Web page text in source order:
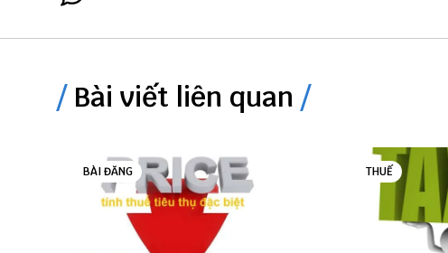
Bài viết liên quan
BÀI ĐĂNG THUẾ